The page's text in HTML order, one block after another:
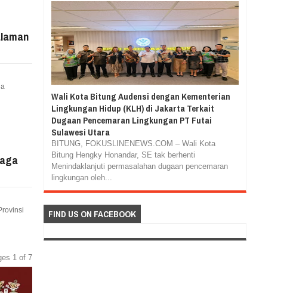
1 of 7
Wali Kota Bitung Audensi dengan Kementerian
Lingkungan Hidup (KLH) di Jakarta Terkait
Dugaan Pencemaran Lingkungan PT Futai
Sulawesi Utara
BITUNG, FOKUSLINENEWS.COM – Wali Kota
Bitung Hengky Honandar, SE tak berhenti
Menindaklanjuti permasalahan dugaan pencemaran
lingkungan oleh...
FIND US ON FACEBOOK